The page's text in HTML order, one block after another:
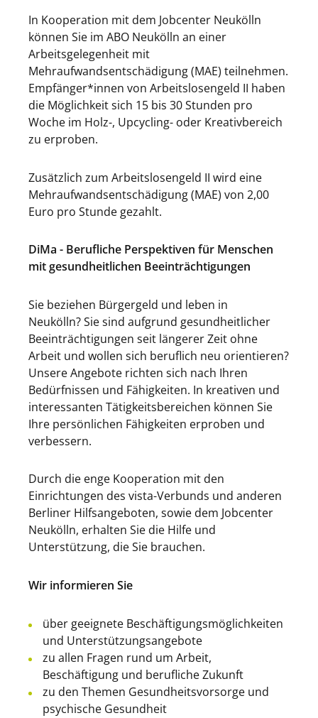
In Kooperation mit dem Jobcenter Neukölln
können Sie im ABO Neukölln an einer
Arbeitsgelegenheit mit
Mehraufwandsentschädigung (MAE) teilnehmen.
Empfänger*innen von Arbeitslosengeld II haben
die Möglichkeit sich 15 bis 30 Stunden pro
Woche im Holz-, Upcycling- oder Kreativbereich
zu erproben.
Zusätzlich zum Arbeitslosengeld II wird eine
Mehraufwandsentschädigung (MAE) von 2,00
Euro pro Stunde gezahlt.
DiMa - Berufliche Perspektiven für Menschen
mit gesundheitlichen Beeinträchtigungen
Sie beziehen Bürgergeld und leben in
Neukölln? Sie sind aufgrund gesundheitlicher
Beeinträchtigungen seit längerer Zeit ohne
Arbeit und wollen sich beruflich neu orientieren?
Unsere Angebote richten sich nach Ihren
Bedürfnissen und Fähigkeiten. In kreativen und
interessanten Tätigkeitsbereichen können Sie
Ihre persönlichen Fähigkeiten erproben und
verbessern.
Durch die enge Kooperation mit den
Einrichtungen des vista-Verbunds und anderen
Berliner Hilfsangeboten, sowie dem Jobcenter
Neukölln, erhalten Sie die Hilfe und
Unterstützung, die Sie brauchen.
Wir informieren Sie
über geeignete Beschäftigungsmöglichkeiten
und Unterstützungsangebote
zu allen Fragen rund um Arbeit,
Beschäftigung und berufliche Zukunft
zu den Themen Gesundheitsvorsorge und
psychische Gesundheit